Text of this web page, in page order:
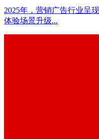
2025年，营销广告行业呈
体验场景升级...